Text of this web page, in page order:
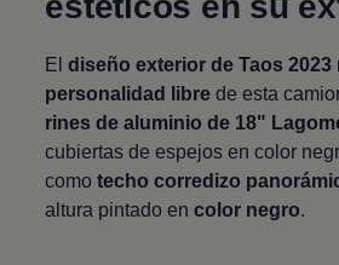
Eldiseño exterior de Taos 2023
personalidad libre de esta
rines de aluminio de 18"
cubiertas de espejos en color
comotecho corredizo
altura pintado encolor negro.